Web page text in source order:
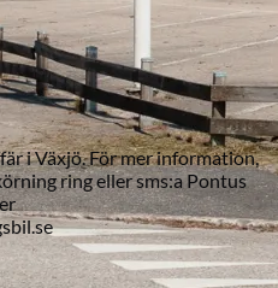
i Växjö. För mer information,
ring eller sms:a Pontus